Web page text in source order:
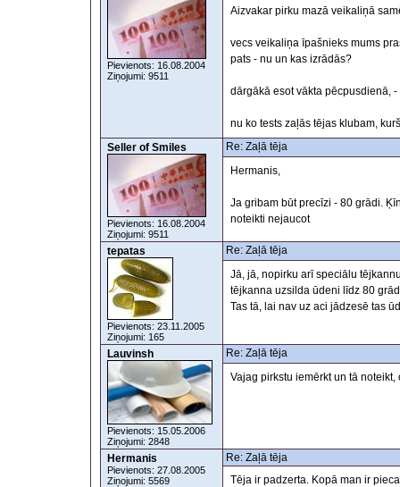
Pievienots: 16.08.2004
Ziņojumi: 9511
Aizvakar pirku mazā veikaliņā
vecs veikaliņa īpašnieks mums
pats - nu un kas izrādās?
dārgākā esot vākta pēcpusdienā,
nu ko tests zaļās tējas klubam,
Seller of Smiles
Pievienots: 16.08.2004
Ziņojumi: 9511
Re: Zaļā tēja
Hermanis,
Ja gribam būt precīzi - 80 grādi.
noteikti nejaucot
tepatas
Pievienots: 23.11.2005
Ziņojumi: 165
Re: Zaļā tēja
Jā, jā, nopirku arī speciālu
tējkanna uzsilda ūdeni līdz 80
Tas tā, lai nav uz aci jādzesē tas
Lauvinsh
Pievienots: 15.05.2006
Ziņojumi: 2848
Re: Zaļā tēja
Vajag pirkstu iemērkt un tā
Hermanis
Pievienots: 27.08.2005
Ziņojumi: 5569
Re: Zaļā tēja
Tēja ir padzerta. Kopā man ir